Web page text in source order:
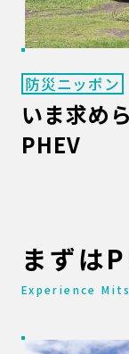
防災ニッポン
いま求め
PHEV
まずは
Experience